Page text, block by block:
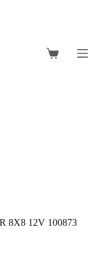
Carro
8X8 12V 100873